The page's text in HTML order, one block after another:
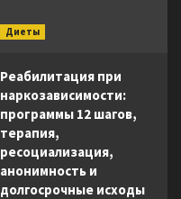
Диеты
Реабилитация при
наркозависимости:
программы 12 шагов,
терапия,
ресоциализация,
анонимность и
долгосрочные исходы